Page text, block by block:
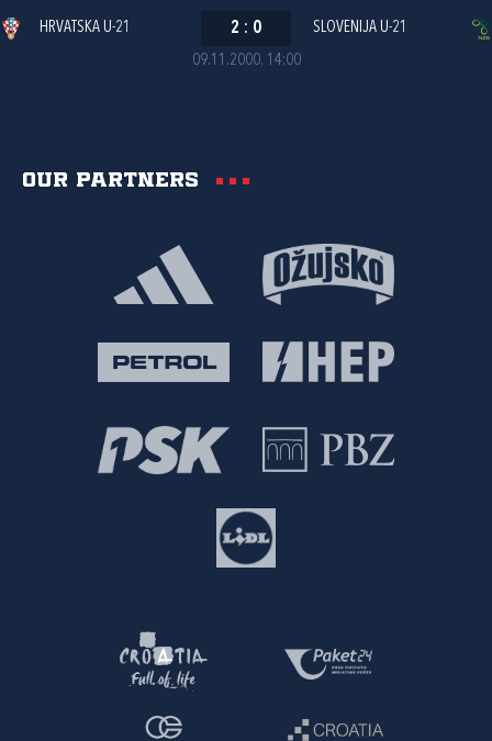
09.11.2000. 14:00
HRVATSKA U-21 2 : 0 SLOVENIJA U-21
Our partners